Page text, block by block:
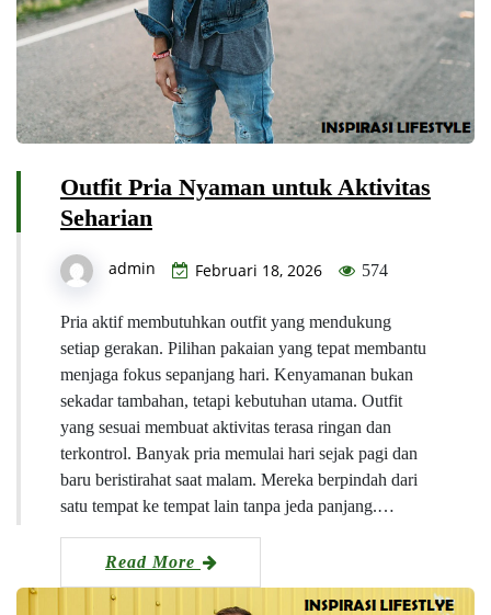
Outfit Pria Nyaman untuk Aktivitas
Seharian
admin Februari 18, 2026 574
Pria aktif membutuhkan outfit yang mendukung
setiap gerakan. Pilihan pakaian yang tepat membantu
menjaga fokus sepanjang hari. Kenyamanan bukan
sekadar tambahan, tetapi kebutuhan utama. Outfit
yang sesuai membuat aktivitas terasa ringan dan
terkontrol. Banyak pria memulai hari sejak pagi dan
baru beristirahat saat malam. Mereka berpindah dari
satu tempat ke tempat lain tanpa jeda panjang.…
Read More